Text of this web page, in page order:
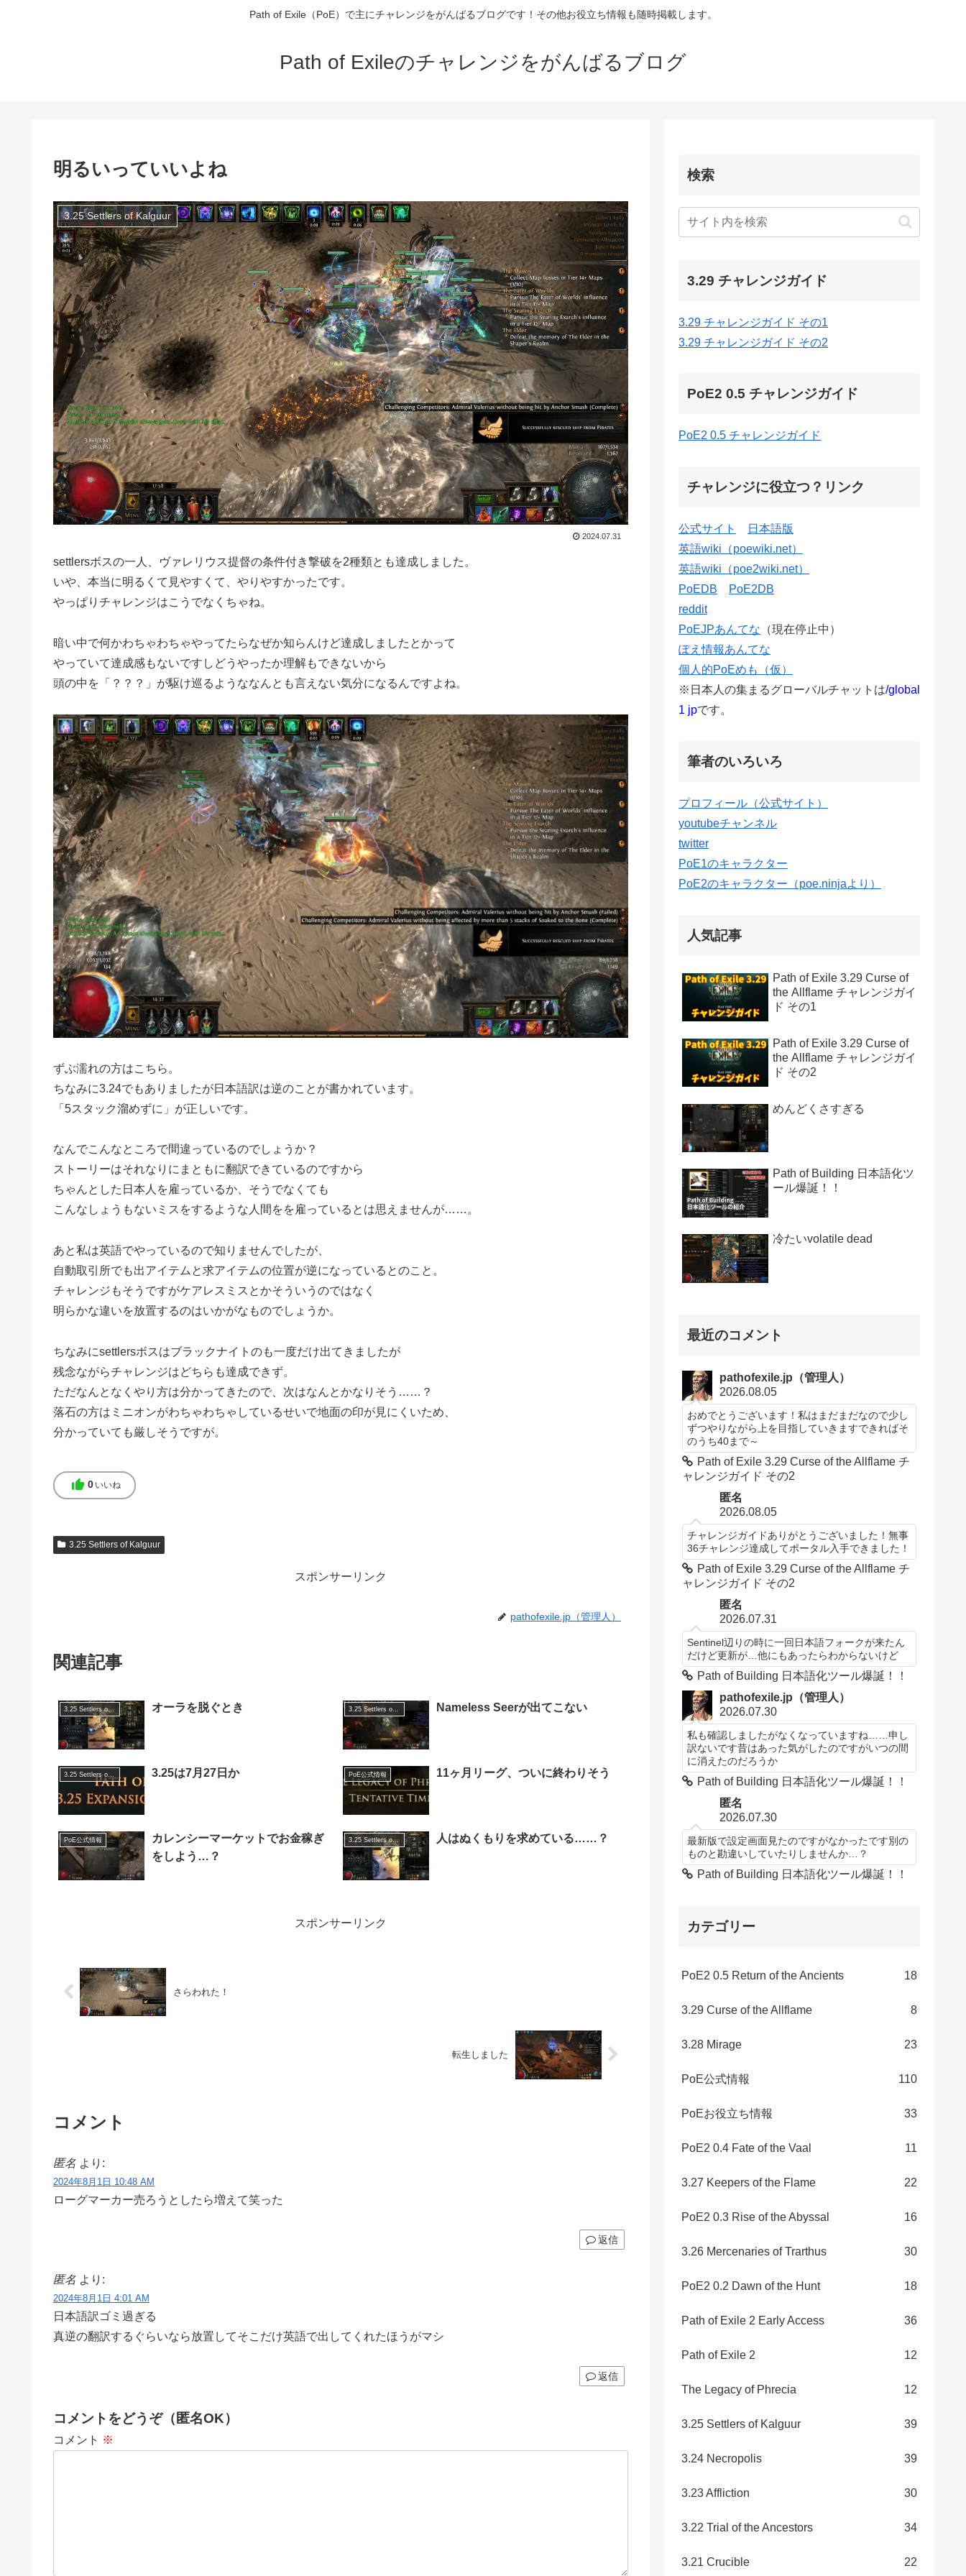
Path of Exile（PoE）で主にチャレンジをがんばるブログです！その他お役立ち情報も随時掲載します。
Path of Exileのチャレンジをがんばるブログ
明るいっていいよね
3.25 Settlers of Kalguur
2024.07.31
settlersボスの一人、ヴァレリウス提督の条件付き撃破を2種類とも達成しました。
いや、本当に明るくて見やすくて、やりやすかったです。
やっぱりチャレンジはこうでなくちゃね。
暗い中で何かわちゃわちゃやってたらなぜか知らんけど達成しましたとかって
やっていて達成感もないですしどうやったか理解もできないから
頭の中を「？？？」が駆け巡るようななんとも言えない気分になるんですよね。
ずぶ濡れの方はこちら。
ちなみに3.24でもありましたが日本語訳は逆のことが書かれています。
「5スタック溜めずに」が正しいです。
なんでこんなところで間違っているのでしょうか？
ストーリーはそれなりにまともに翻訳できているのですから
ちゃんとした日本人を雇っているか、そうでなくても
こんなしょうもないミスをするような人間をを雇っているとは思えませんが……。
あと私は英語でやっているので知りませんでしたが、
自動取引所でも出アイテムと求アイテムの位置が逆になっているとのこと。
チャレンジもそうですがケアレスミスとかそういうのではなく
明らかな違いを放置するのはいかがなものでしょうか。
ちなみにsettlersボスはブラックナイトのも一度だけ出てきましたが
残念ながらチャレンジはどちらも達成できず。
ただなんとなくやり方は分かってきたので、次はなんとかなりそう……？
落石の方はミニオンがわちゃわちゃしているせいで地面の印が見にくいため、
分かっていても厳しそうですが。
thumb_up 0 いいね
3.25 Settlers of Kalguur
スポンサーリンク
pathofexile.jp（管理人）
関連記事
3.25 Settlers of Kalguur オーラを脱ぐとき Nameless Seerが出てこない
3.25 Settlers of Kalguur 3.25は7月27日か PoE公式情報 11ヶ月リーグ、ついに終わりそう
PoE公式情報
カレンシーマーケットでお金稼ぎ
をしよう…？
3.25 Settlers of Kalguur 人はぬくもりを求めている……？
スポンサーリンク
さらわれた！
転生しました
コメント
匿名 より:
2024年8月1日 10:48 AM
ローグマーカー売ろうとしたら増えて笑った
返信
匿名 より:
2024年8月1日 4:01 AM
日本語訳ゴミ過ぎる
真逆の翻訳するぐらいなら放置してそこだけ英語で出してくれたほうがマシ
返信
コメントをどうぞ（匿名OK）
コメント ※
検索
3.29 チャレンジガイド
3.29 チャレンジガイド その1
3.29 チャレンジガイド その2
PoE2 0.5 チャレンジガイド
PoE2 0.5 チャレンジガイド
チャレンジに役立つ？リンク
公式サイト
日本語版
英語wiki（poewiki.net）
英語wiki（poe2wiki.net）
PoEDB
PoE2DB
reddit
PoEJPあんてな （現在停止中）
ぽえ情報あんてな
個人的PoEめも（仮）
※日本人の集まるグローバルチャットは/global
1 jpです。
筆者のいろいろ
プロフィール（公式サイト）
youtubeチャンネル
twitter
PoE1のキャラクター
PoE2のキャラクター（poe.ninjaより）
人気記事
Path of Exile 3.29 Curse of
the Allflame チャレンジガイ
ド その1
Path of Exile 3.29 Curse of
the Allflame チャレンジガイ
ド その2
めんどくさすぎる
Path of Building 日本語化ツ
ール爆誕！！
冷たいvolatile dead
最近のコメント
pathofexile.jp（管理人）
2026.08.05
おめでとうございます！私はまだまだなので少し
ずつやりながら上を目指していきますできればそ
のうち40まで～
Path of Exile 3.29 Curse of the Allflame チ
ャレンジガイド その2
匿名
2026.08.05
チャレンジガイドありがとうございました！無事
36チャレンジ達成してポータル入手できました！
Path of Exile 3.29 Curse of the Allflame チ
ャレンジガイド その2
匿名
2026.07.31
Sentinel辺りの時に一回日本語フォークが来たん
だけど更新が…他にもあったらわからないけど
Path of Building 日本語化ツール爆誕！！
pathofexile.jp（管理人）
2026.07.30
私も確認しましたがなくなっていますね……申し
訳ないです昔はあった気がしたのですがいつの間
に消えたのだろうか
Path of Building 日本語化ツール爆誕！！
匿名
2026.07.30
最新版で設定画面見たのですがなかったです別の
ものと勘違いしていたりしませんか…？
Path of Building 日本語化ツール爆誕！！
カテゴリー
PoE2 0.5 Return of the Ancients 18
3.29 Curse of the Allflame 8
3.28 Mirage 23
PoE公式情報 110
PoEお役立ち情報 33
PoE2 0.4 Fate of the Vaal 11
3.27 Keepers of the Flame 22
PoE2 0.3 Rise of the Abyssal 16
3.26 Mercenaries of Trarthus 30
PoE2 0.2 Dawn of the Hunt 18
Path of Exile 2 Early Access 36
Path of Exile 2 12
The Legacy of Phrecia 12
3.25 Settlers of Kalguur 39
3.24 Necropolis 39
3.23 Affliction 30
3.22 Trial of the Ancestors 34
3.21 Crucible 22